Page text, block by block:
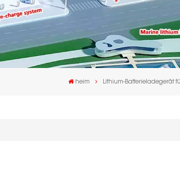
heim Lithium-Batterieladegerät